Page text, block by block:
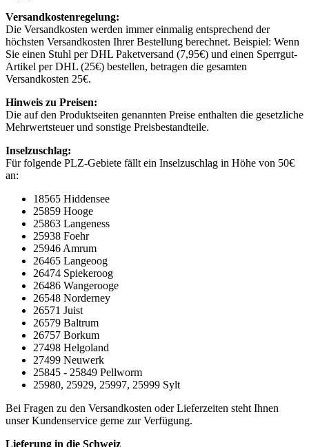
Versandkostenregelung:
Die Versandkosten werden immer einmalig entsprechend der
höchsten Versandkosten Ihrer Bestellung berechnet. Beispiel: Wenn
Sie einen Stuhl per DHL Paketversand (7,95€) und einen Sperrgut-
Artikel per DHL (25€) bestellen, betragen die gesamten
Versandkosten 25€.
Hinweis zu Preisen:
Die auf den Produktseiten genannten Preise enthalten die gesetzliche
Mehrwertsteuer und sonstige Preisbestandteile.
Inselzuschlag:
Für folgende PLZ-Gebiete fällt ein Inselzuschlag in Höhe von 50€
an:
18565 Hiddensee
25859 Hooge
25863 Langeness
25938 Foehr
25946 Amrum
26465 Langeoog
26474 Spiekeroog
26486 Wangerooge
26548 Norderney
26571 Juist
26579 Baltrum
26757 Borkum
27498 Helgoland
27499 Neuwerk
25845 - 25849 Pellworm
25980, 25929, 25997, 25999 Sylt
Bei Fragen zu den Versandkosten oder Lieferzeiten steht Ihnen
unser Kundenservice gerne zur Verfügung.
Lieferung in die Schweiz